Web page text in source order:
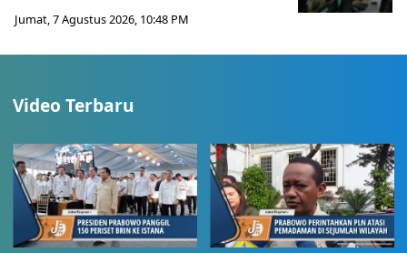
Jumat, 7 Agustus 2026, 10:48 PM
Video Terbaru